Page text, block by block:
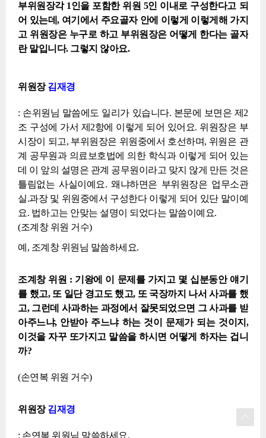
부위원장각 1인을 포함한 위원 5인 이내로 구성한다고 되
어 있는데, 여기에서 주요골자 안에 이렇게 이렇게해 가지
고 위원장은 누구로 하고 부위원장은 어떻게 한다는 골자
란 말입니다. 그렇지 않아요.
위원장김재경
: 손위원님 말씀에도 일리가 있습니다. 본문에 보면은 제2
조 구성에 가서 제2항에 이렇게 되어 있어요. 위원장은 부
시장이 되고, 부위원장은 위원중에서 호선하며, 위원은 관
계 공무원과 의료보호법에 의한 학식과 이렇게 되어 있는
데 이 앞의 설명은 관계 공무원이라고 맞지 않게 만든 것은
틀림없는 사실이예요. 왜냐하면은 부위원장은 업무소관
실.과장 및 위원중에서 구성한다 이렇게 되어 있단 말이예
요. 법하고는 안맞는 설명이 되었다는 말씀이예요.
(조계창 위원 거수)
예, 조계창 위원님 말씀하세요.
조계창 위원 : 기왕에 이 문제를 가지고 몇 십분동안 얘기
를 했고, 또 일단 경고도 했고, 또 국장까지 나서 사과를 했
고, 그런데 사과하는 과정에서 잘못되었으면 그 사과를 받
아주느냐, 안받아 주느냐 하는 것이 문제가 되는 것이지,
이것을 자꾸 또가지고 말씀을 하시면 어떻게 하자는 겁니
까?
(손연복 위원 거수)
위원장김재경
: 손연복 위원님 말씀하세요.